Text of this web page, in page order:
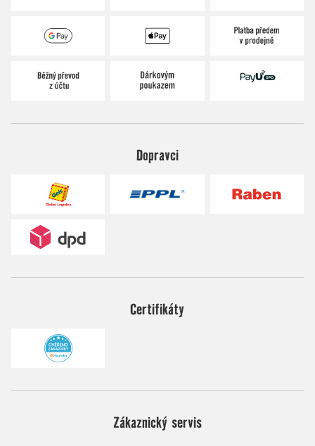
Dopravci
Certifikáty
Zákaznický servis